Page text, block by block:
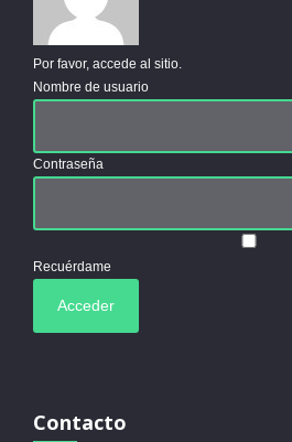
Por favor, accede al sitio.
Nombre de usuario
Contraseña
Recuérdame
Contacto